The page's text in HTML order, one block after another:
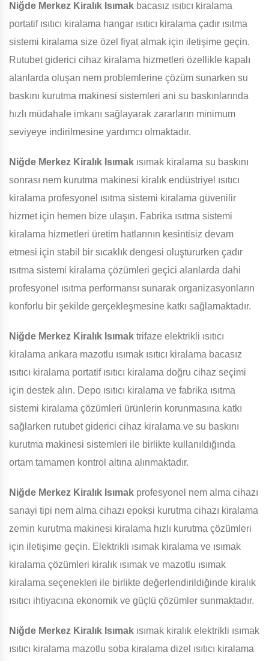
Niğde Merkez Kiralık Isımak bacasız ısıtıcı kiralama
portatif ısıtıcı kiralama hangar ısıtıcı kiralama çadır ısıtma
sistemi kiralama size özel fiyat almak için iletişime geçin.
Rutubet giderici cihaz kiralama hizmetleri özellikle kapalı
alanlarda oluşan nem problemlerine çözüm sunarken su
baskını kurutma makinesi sistemleri ani su baskınlarında
hızlı müdahale imkanı sağlayarak zararların minimum
seviyeye indirilmesine yardımcı olmaktadır.
Niğde Merkez Kiralık Isımak ısımak kiralama su baskını
sonrası nem kurutma makinesi kiralık endüstriyel ısıtıcı
kiralama profesyonel ısıtma sistemi kiralama güvenilir
hizmet için hemen bize ulaşın. Fabrika ısıtma sistemi
kiralama hizmetleri üretim hatlarının kesintisiz devam
etmesi için stabil bir sıcaklık dengesi oluştururken çadır
ısıtma sistemi kiralama çözümleri geçici alanlarda dahi
profesyonel ısıtma performansı sunarak organizasyonların
konforlu bir şekilde gerçekleşmesine katkı sağlamaktadır.
Niğde Merkez Kiralık Isımak trifaze elektrikli ısıtıcı
kiralama ankara mazotlu ısımak ısıtıcı kiralama bacasız
ısıtıcı kiralama portatif ısıtıcı kiralama doğru cihaz seçimi
için destek alın. Depo ısıtıcı kiralama ve fabrika ısıtma
sistemi kiralama çözümleri ürünlerin korunmasına katkı
sağlarken rutubet giderici cihaz kiralama ve su baskını
kurutma makinesi sistemleri ile birlikte kullanıldığında
ortam tamamen kontrol altına alınmaktadır.
Niğde Merkez Kiralık Isımak profesyonel nem alma cihazı
sanayi tipi nem alma cihazı epoksi kurutma cihazı kiralama
zemin kurutma makinesi kiralama hızlı kurutma çözümleri
için iletişime geçin. Elektrikli ısımak kiralama ve ısımak
kiralama çözümleri kiralık ısımak ve mazotlu ısımak
kiralama seçenekleri ile birlikte değerlendirildiğinde kiralık
ısıtıcı ihtiyacına ekonomik ve güçlü çözümler sunmaktadır.
Niğde Merkez Kiralık Isımak ısımak kiralık elektrikli ısımak
ısıtıcı kiralama mazotlu soba kiralama dizel ısıtıcı kiralama